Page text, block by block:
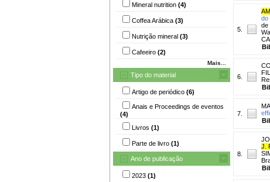
Mineral nutrition (4)
Coffea Arábica (3)
Nutrição mineral (3)
Cafeeiro (2)
Mais...
Tipo do material
Artigo de periódico (6)
Anais e Proceedings de eventos
(4)
Livros (1)
Parte de livro (1)
Ano de publicação
2023 (1)
5.
do
de
6.
7.
8.
J.